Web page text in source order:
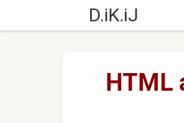
D.iK.iJ
HTML